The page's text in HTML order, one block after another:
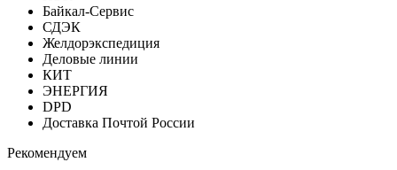
Байкал-Сервис
СДЭК
Желдорэкспедиция
Деловые линии
КИТ
ЭНЕРГИЯ
DPD
Доставка Почтой России
Рекомендуем